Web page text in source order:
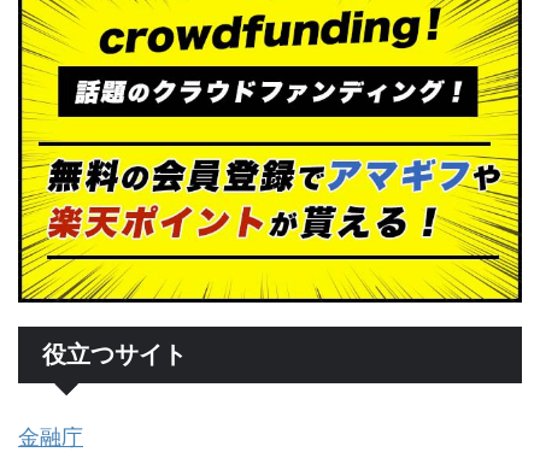
役立つサイト
金融庁